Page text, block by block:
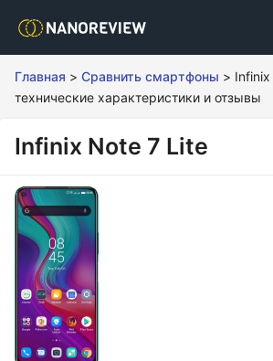
Главная > Сравнить смартфоны >
технические характеристики и отзывы
Infinix Note 7 Lite